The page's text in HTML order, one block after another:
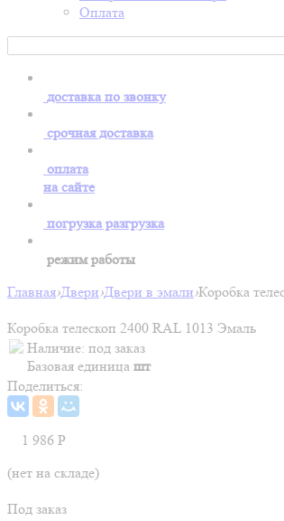
Оплата
доставка по звонку
срочная доставка
оплата
на сайте
погрузка разгрузка
режим работы
Главная›Двери›Двери в эмали›Коробка
Коробка телескоп 2400 RAL 1013 Эмаль
Наличие: под заказ
Базовая единица шт
Поделиться:
1 986 Р
(нет на складе)
Под заказ